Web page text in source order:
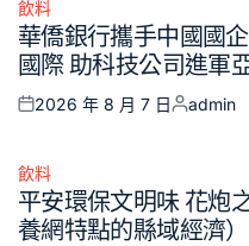
Posted
in
飲料
華僑銀行攜手中國國
國際 助科技公司進軍
Posted
2026 年 8 月 7 日
Posted
admin
Posted
in
飲料
平安環保文明味 花炮
養網特點的縣域經濟